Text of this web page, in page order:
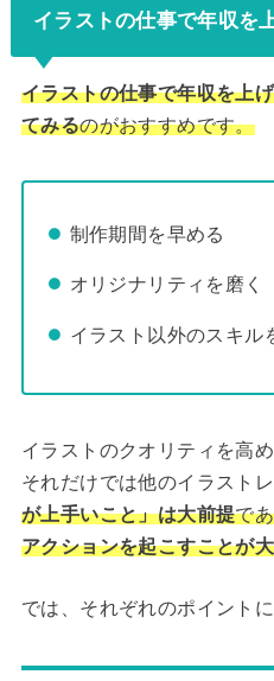
イラストの仕事で年収を
イラストの仕事で年収を上
てみるのがおすすめです。
制作期間を早める
オリジナリティを磨く
イラスト以外のスキル
イラストのクオリティを高
それだけでは他のイラスト
が上手いこと」は大前提で
アクションを起こすことが
では、それぞれのポイント